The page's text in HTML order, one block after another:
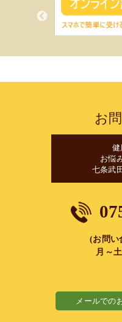
お
健
お悩
七条武
(お問い
月～
メールでの